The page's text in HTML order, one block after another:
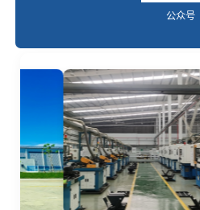
公众号